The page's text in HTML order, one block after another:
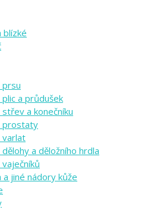
blízké
prsu
plic a průdušek
střev a konečníku
prostaty
varlat
dělohy a děložního hrdla
vaječníků
a jiné nádory kůže